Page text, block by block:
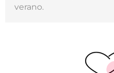
verano.